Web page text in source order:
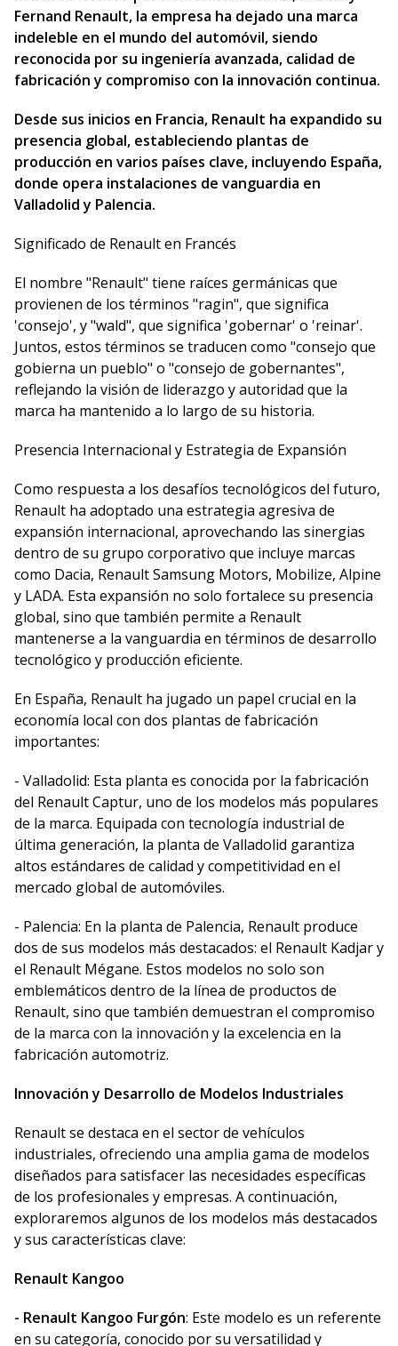
Fernand Renault, la empresa ha dejado una marca
indeleble en el mundo del automóvil, siendo
reconocida por su ingeniería avanzada, calidad de
fabricación y compromiso con la innovación continua.
Desde sus inicios en Francia, Renault ha expandido su
presencia global, estableciendo plantas de
producción en varios países clave, incluyendo España,
donde opera instalaciones de vanguardia en
Valladolid y Palencia.
Significado de Renault en Francés
El nombre "Renault" tiene raíces germánicas que
provienen de los términos "ragin", que significa
'consejo', y "wald", que significa 'gobernar' o 'reinar'.
Juntos, estos términos se traducen como "consejo que
gobierna un pueblo" o "consejo de gobernantes",
reflejando la visión de liderazgo y autoridad que la
marca ha mantenido a lo largo de su historia.
Presencia Internacional y Estrategia de Expansión
Como respuesta a los desafíos tecnológicos del futuro,
Renault ha adoptado una estrategia agresiva de
expansión internacional, aprovechando las sinergias
dentro de su grupo corporativo que incluye marcas
como Dacia, Renault Samsung Motors, Mobilize, Alpine
y LADA. Esta expansión no solo fortalece su presencia
global, sino que también permite a Renault
mantenerse a la vanguardia en términos de desarrollo
tecnológico y producción eficiente.
En España, Renault ha jugado un papel crucial en la
economía local con dos plantas de fabricación
importantes:
- Valladolid: Esta planta es conocida por la fabricación
del Renault Captur, uno de los modelos más populares
de la marca. Equipada con tecnología industrial de
última generación, la planta de Valladolid garantiza
altos estándares de calidad y competitividad en el
mercado global de automóviles.
- Palencia: En la planta de Palencia, Renault produce
dos de sus modelos más destacados: el Renault Kadjar y
el Renault Mégane. Estos modelos no solo son
emblemáticos dentro de la línea de productos de
Renault, sino que también demuestran el compromiso
de la marca con la innovación y la excelencia en la
fabricación automotriz.
Innovación y Desarrollo de Modelos Industriales
Renault se destaca en el sector de vehículos
industriales, ofreciendo una amplia gama de modelos
diseñados para satisfacer las necesidades específicas
de los profesionales y empresas. A continuación,
exploraremos algunos de los modelos más destacados
y sus características clave:
Renault Kangoo
- Renault Kangoo Furgón: Este modelo es un referente
en su categoría, conocido por su versatilidad y